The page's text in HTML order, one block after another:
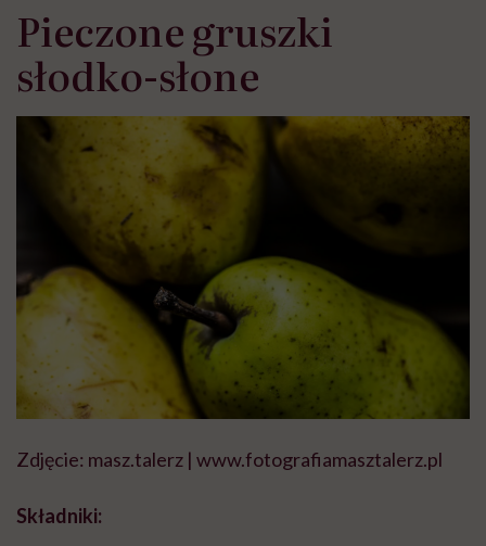
Pieczone gruszki
słodko-słone
Zdjęcie: masz.talerz | www.fotografiamasztalerz.pl
Składniki: